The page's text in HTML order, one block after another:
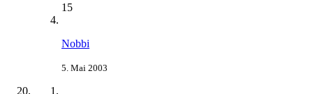
15
Nobbi
5. Mai 2003